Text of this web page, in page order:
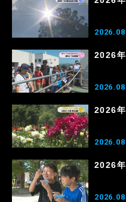
2026
2026
2026